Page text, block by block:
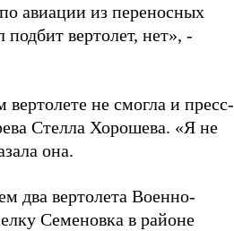
авиации из переносных
вертолет, нет», -
не смогла и пресс-
Стелла Хорошева. «Я не
она.
два вертолета Военно-
Семеновка в районе